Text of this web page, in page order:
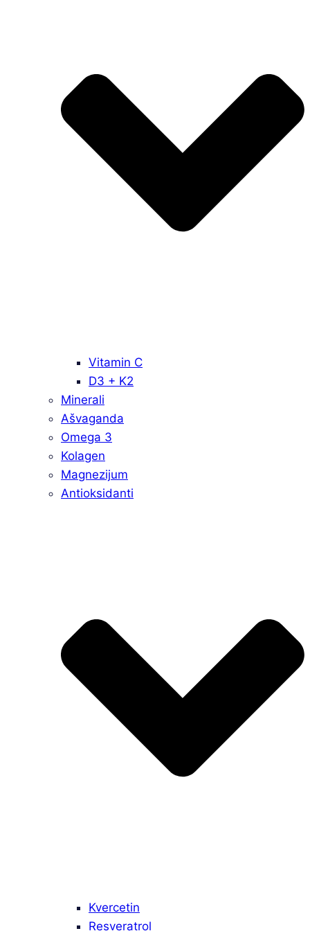
Vitamin C
D3 + K2
Minerali
Ašvaganda
Omega 3
Kolagen
Magnezijum
Antioksidanti
Kvercetin
Resveratrol